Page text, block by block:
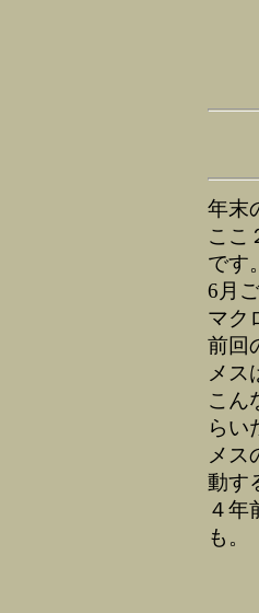
年末
ここ
です。
6月
マク
前回
メス
こん
らい
メス
動す
４年
も。